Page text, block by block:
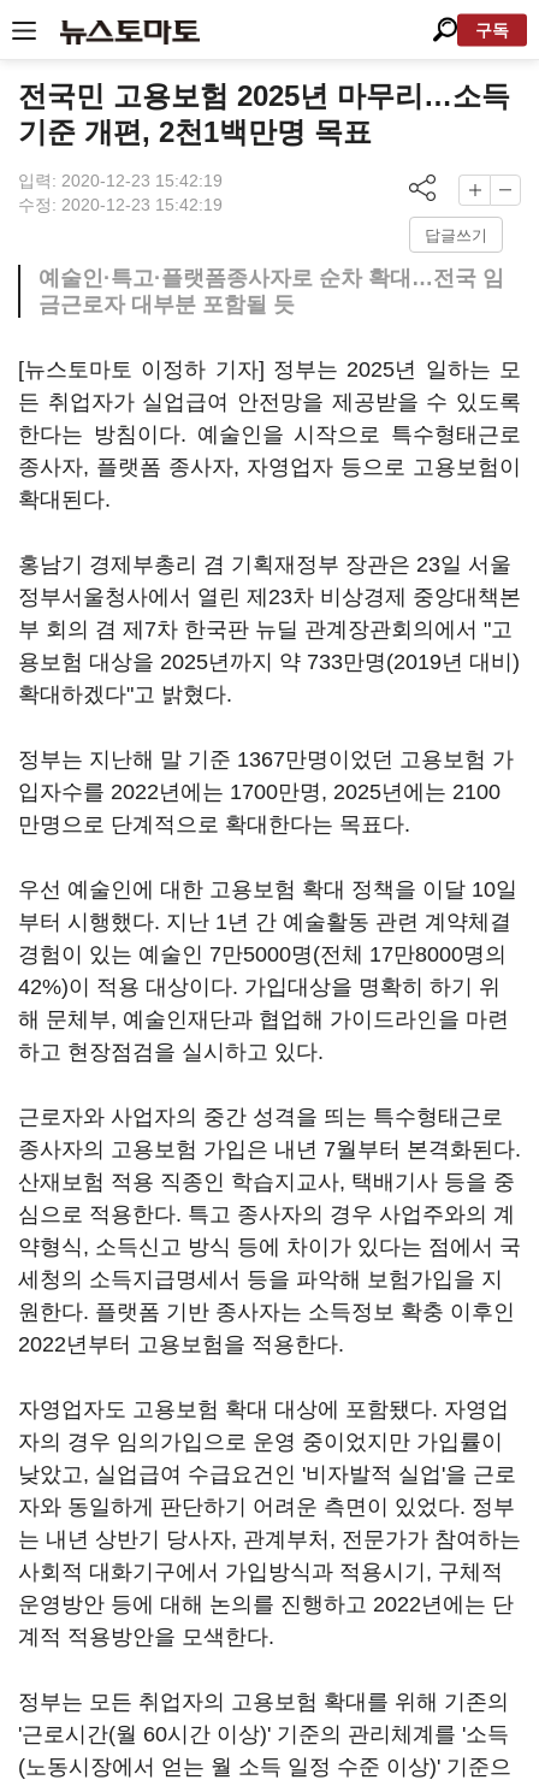
구독
전국민 고용보험 2025년 마무리…소득
기준 개편, 2천1백만명 목표
입력: 2020-12-23 15:42:19
수정: 2020-12-23 15:42:19
답글쓰기
예술인·특고·플랫폼종사자로 순차 확대…전국 임
금근로자 대부분 포함될 듯
[뉴스토마토 이정하 기자] 정부는 2025년 일하는 모
든 취업자가 실업급여 안전망을 제공받을 수 있도록
한다는 방침이다. 예술인을 시작으로 특수형태근로
종사자, 플랫폼 종사자, 자영업자 등으로 고용보험이
확대된다.
홍남기 경제부총리 겸 기획재정부 장관은 23일 서울
정부서울청사에서 열린 제23차 비상경제 중앙대책본
부 회의 겸 제7차 한국판 뉴딜 관계장관회의에서 "고
용보험 대상을 2025년까지 약 733만명(2019년 대비)
확대하겠다"고 밝혔다.
정부는 지난해 말 기준 1367만명이었던 고용보험 가
입자수를 2022년에는 1700만명, 2025년에는 2100
만명으로 단계적으로 확대한다는 목표다.
우선 예술인에 대한 고용보험 확대 정책을 이달 10일
부터 시행했다. 지난 1년 간 예술활동 관련 계약체결
경험이 있는 예술인 7만5000명(전체 17만8000명의
42%)이 적용 대상이다. 가입대상을 명확히 하기 위
해 문체부, 예술인재단과 협업해 가이드라인을 마련
하고 현장점검을 실시하고 있다.
근로자와 사업자의 중간 성격을 띄는 특수형태근로
종사자의 고용보험 가입은 내년 7월부터 본격화된다.
산재보험 적용 직종인 학습지교사, 택배기사 등을 중
심으로 적용한다. 특고 종사자의 경우 사업주와의 계
약형식, 소득신고 방식 등에 차이가 있다는 점에서 국
세청의 소득지급명세서 등을 파악해 보험가입을 지
원한다. 플랫폼 기반 종사자는 소득정보 확충 이후인
2022년부터 고용보험을 적용한다.
자영업자도 고용보험 확대 대상에 포함됐다. 자영업
자의 경우 임의가입으로 운영 중이었지만 가입률이
낮았고, 실업급여 수급요건인 '비자발적 실업'을 근로
자와 동일하게 판단하기 어려운 측면이 있었다. 정부
는 내년 상반기 당사자, 관계부처, 전문가가 참여하는
사회적 대화기구에서 가입방식과 적용시기, 구체적
운영방안 등에 대해 논의를 진행하고 2022년에는 단
계적 적용방안을 모색한다.
정부는 모든 취업자의 고용보험 확대를 위해 기존의
'근로시간(월 60시간 이상)' 기준의 관리체계를 '소득
(노동시장에서 얻는 월 소득 일정 수준 이상)' 기준으